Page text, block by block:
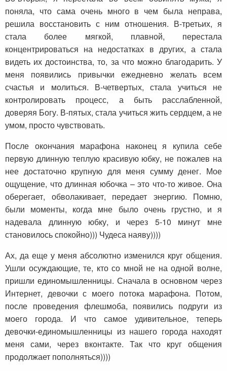
поняла, что сама очень много в чем была неправа,
решила восстановить с ним отношения. В-третьих, я
стала более мягкой, плавной, перестала
концентрироваться на недостатках в других, а стала
видеть их достоинства, то, за что можно благодарить. У
меня появились привычки ежедневно желать всем
счастья и молиться. В-четвертых, стала учиться не
контролировать процесс, а быть расслабленной,
доверяя Богу. В-пятых, стала учиться жить сердцем, а не
умом, просто чувствовать.
После окончания марафона наконец я купила себе
первую длинную теплую красивую юбку, не пожалев на
нее достаточно крупную для меня сумму денег. Мое
ощущение, что длинная юбочка – это что-то живое. Она
оберегает, обволакивает, передает энергию. Помню,
были моменты, когда мне было очень грустно, и я
надевала длинную юбку, и через 5-10 минут мне
становилось спокойно))) Чудеса наяву))))
Ах, да еще у меня абсолютно изменился круг общения.
Ушли осуждающие, те, кто со мной не на одной волне,
пришли единомышленницы. Сначала в основном через
Интернет, девочки с моего потока марафона. Потом,
после проведения флешмоба, появились подруги из
моего города. И что самое удивительное, теперь
девочки-единомышленницы из нашего города находят
меня сами, через вконтакте. Так что круг общения
продолжает пополняться))))